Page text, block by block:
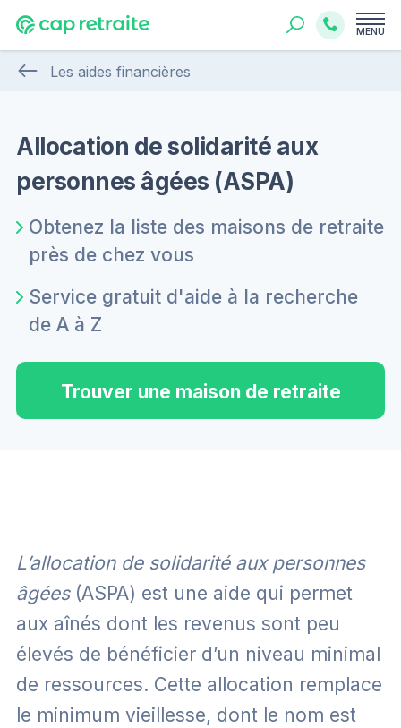
MENU
Les aides financières
Allocation de solidarité aux
personnes âgées (ASPA)
Obtenez la liste des maisons de retraite
près de chez vous
Service gratuit d'aide à la recherche
de A à Z
Trouver une maison de retraite
L’allocation de solidarité aux personnes
âgées(ASPA) est une aide qui permet
aux aînés dont les revenus sont peu
élevés de bénéficier d’un niveau minimal
de ressources. Cette allocation remplace
le minimum vieillesse, dont le nom est